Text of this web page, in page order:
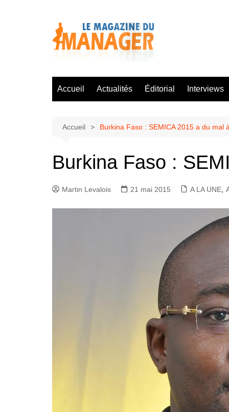
Accueil Actualités Éditorial Interviews
Accueil Burkina Faso : SEMICA 2015 a du mal
Burkina Faso :
Martin Levalois 21 mai 2015 A LA UNE